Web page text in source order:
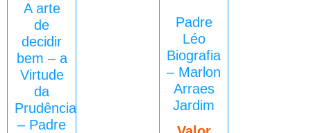
A arte
de
decidir
bem – a
Virtude
da
Prudência
– Padre
Padre
Léo
Biografia
– Marlon
Arraes
Jardim